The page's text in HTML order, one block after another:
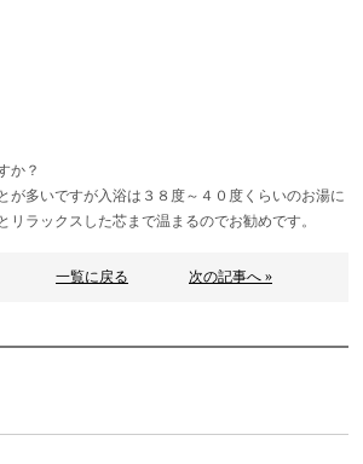
か？
が多いですが入浴は３８度～４０度くらいのお湯に
リラックスした芯まで温まるのでお勧めです。
一覧に戻る 次の記事へ »